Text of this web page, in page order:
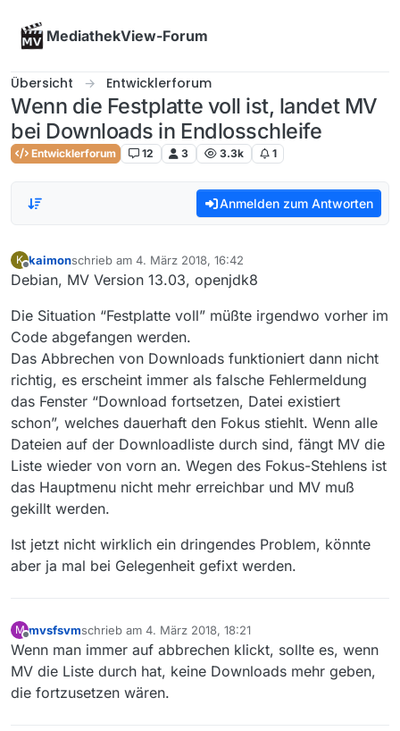
MediathekView-Forum
Übersicht Entwicklerforum
Wenn die Festplatte voll ist, landet MV
bei Downloads in Endlosschleife
Entwicklerforum 12 3 3.3k 1
Anmelden zum Antworten
K
Offline
kaimonschrieb am 4. März 2018, 16:42
zuletzt editiert von
Debian, MV Version 13.03, openjdk8
Die Situation “Festplatte voll” müßte irgendwo vorher im
Code abgefangen werden.
Das Abbrechen von Downloads funktioniert dann nicht
richtig, es erscheint immer als falsche Fehlermeldung
das Fenster “Download fortsetzen, Datei existiert
schon”, welches dauerhaft den Fokus stiehlt. Wenn alle
Dateien auf der Downloadliste durch sind, fängt MV die
Liste wieder von vorn an. Wegen des Fokus-Stehlens ist
das Hauptmenu nicht mehr erreichbar und MV muß
gekillt werden.
Ist jetzt nicht wirklich ein dringendes Problem, könnte
aber ja mal bei Gelegenheit gefixt werden.
M mvsfsvmschrieb am 4. März 2018, 18:21
zuletzt editiert von
Wenn man immer auf abbrechen klickt, sollte es, wenn
MV die Liste durch hat, keine Downloads mehr geben,
die fortzusetzen wären.